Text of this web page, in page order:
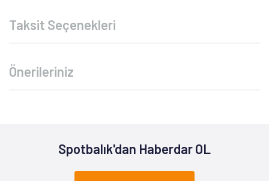
Taksit Seçenekleri
Önerileriniz
Spotbalık'dan Haberdar OL